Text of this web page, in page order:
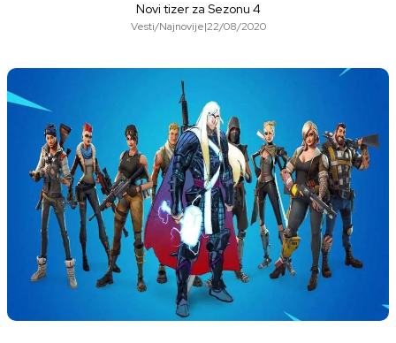
Novi tizer za Sezonu 4
Vesti/Najnovije|22/08/2020